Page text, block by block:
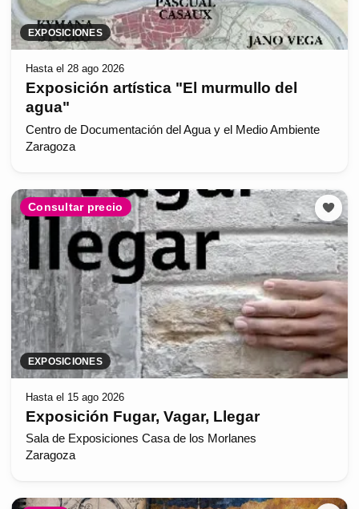
EXPOSICIONES
Hasta el 28 ago 2026
Exposición artística "El murmullo del
agua"
Centro de Documentación del Agua y el Medio Ambiente
Zaragoza
Consultar precio
EXPOSICIONES
Hasta el 15 ago 2026
Exposición Fugar, Vagar, Llegar
Sala de Exposiciones Casa de los Morlanes
Zaragoza